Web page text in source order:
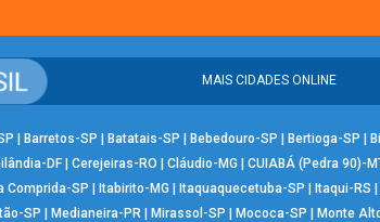
MAIS CIDADES ONLINE
| Barretos-SP | Batatais-SP | Bebedouro-SP | Bertioga-SP |
DF | Cerejeiras-RO | Cláudio-MG | CUIABÁ (Pedra 90)-
Comprida-SP | Itabirito-MG | Itaquaquecetuba-SP | Itaqui-RS |
SP | Medianeira-PR | Mirassol-SP | Mococa-SP | Monte